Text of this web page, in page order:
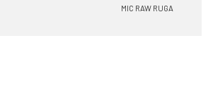
MIC RAW RUGA